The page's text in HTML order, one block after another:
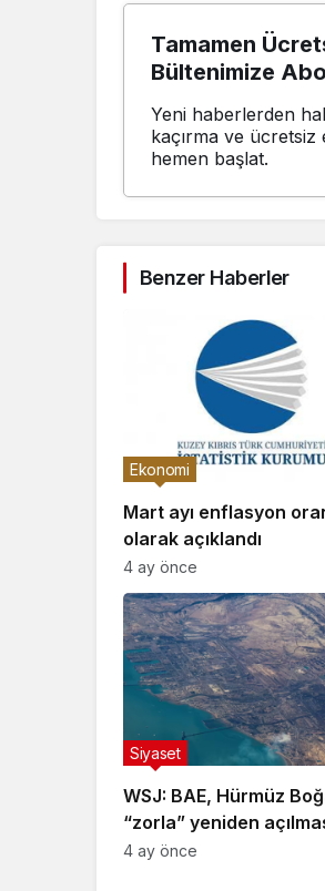
Tamamen
Bültenimize
Yeni haberlerden
kaçırma ve
hemen başlat.
Benzer Haberler
Mart ayı enflasyon
olarak açıklandı
Ekonomi
4 ay önce
WSJ: BAE, Hürmüz
“zorla” yeniden
savaşa katılmaya
Siyaset
4 ay önce